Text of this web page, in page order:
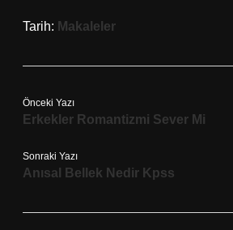
Tarih: Makaleler
Önceki Yazı
Erkekler Romantizmi Sever Mi
Sonraki Yazı
Anısal Bellek Nedir Kpss